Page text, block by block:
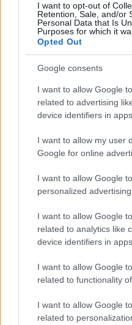
I want to opt-out of
Retention, Sale, and/or
Personal Data that Is
Purposes for which it
Opted Out
Google consents
I want to allow Google
related to advertising
device identifiers in apps.
I want to allow my user
Google for online
I want to allow Google
personalized advertising.
I want to allow Google
related to analytics like
device identifiers in apps.
I want to allow Google
related to functionality
I want to allow Google
related to
Don Antonio Mazzi:
Marco Tessari · 3 Ago 2026